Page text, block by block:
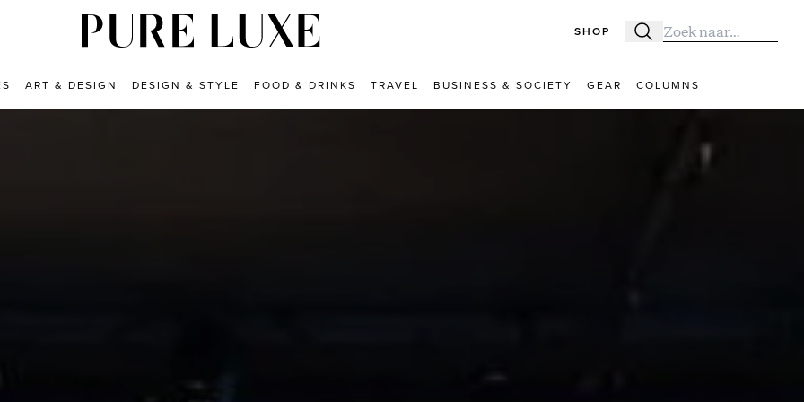
SHOP Zoeken
Zoek naar:
ART & DESIGN DESIGN & STYLE FOOD & DRINKS TRAVEL BUSINESS & SOCIETY GEAR COLUMNS